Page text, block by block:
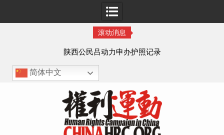
滚动消息
陕西公民吕动力申办护照记录
简体中文